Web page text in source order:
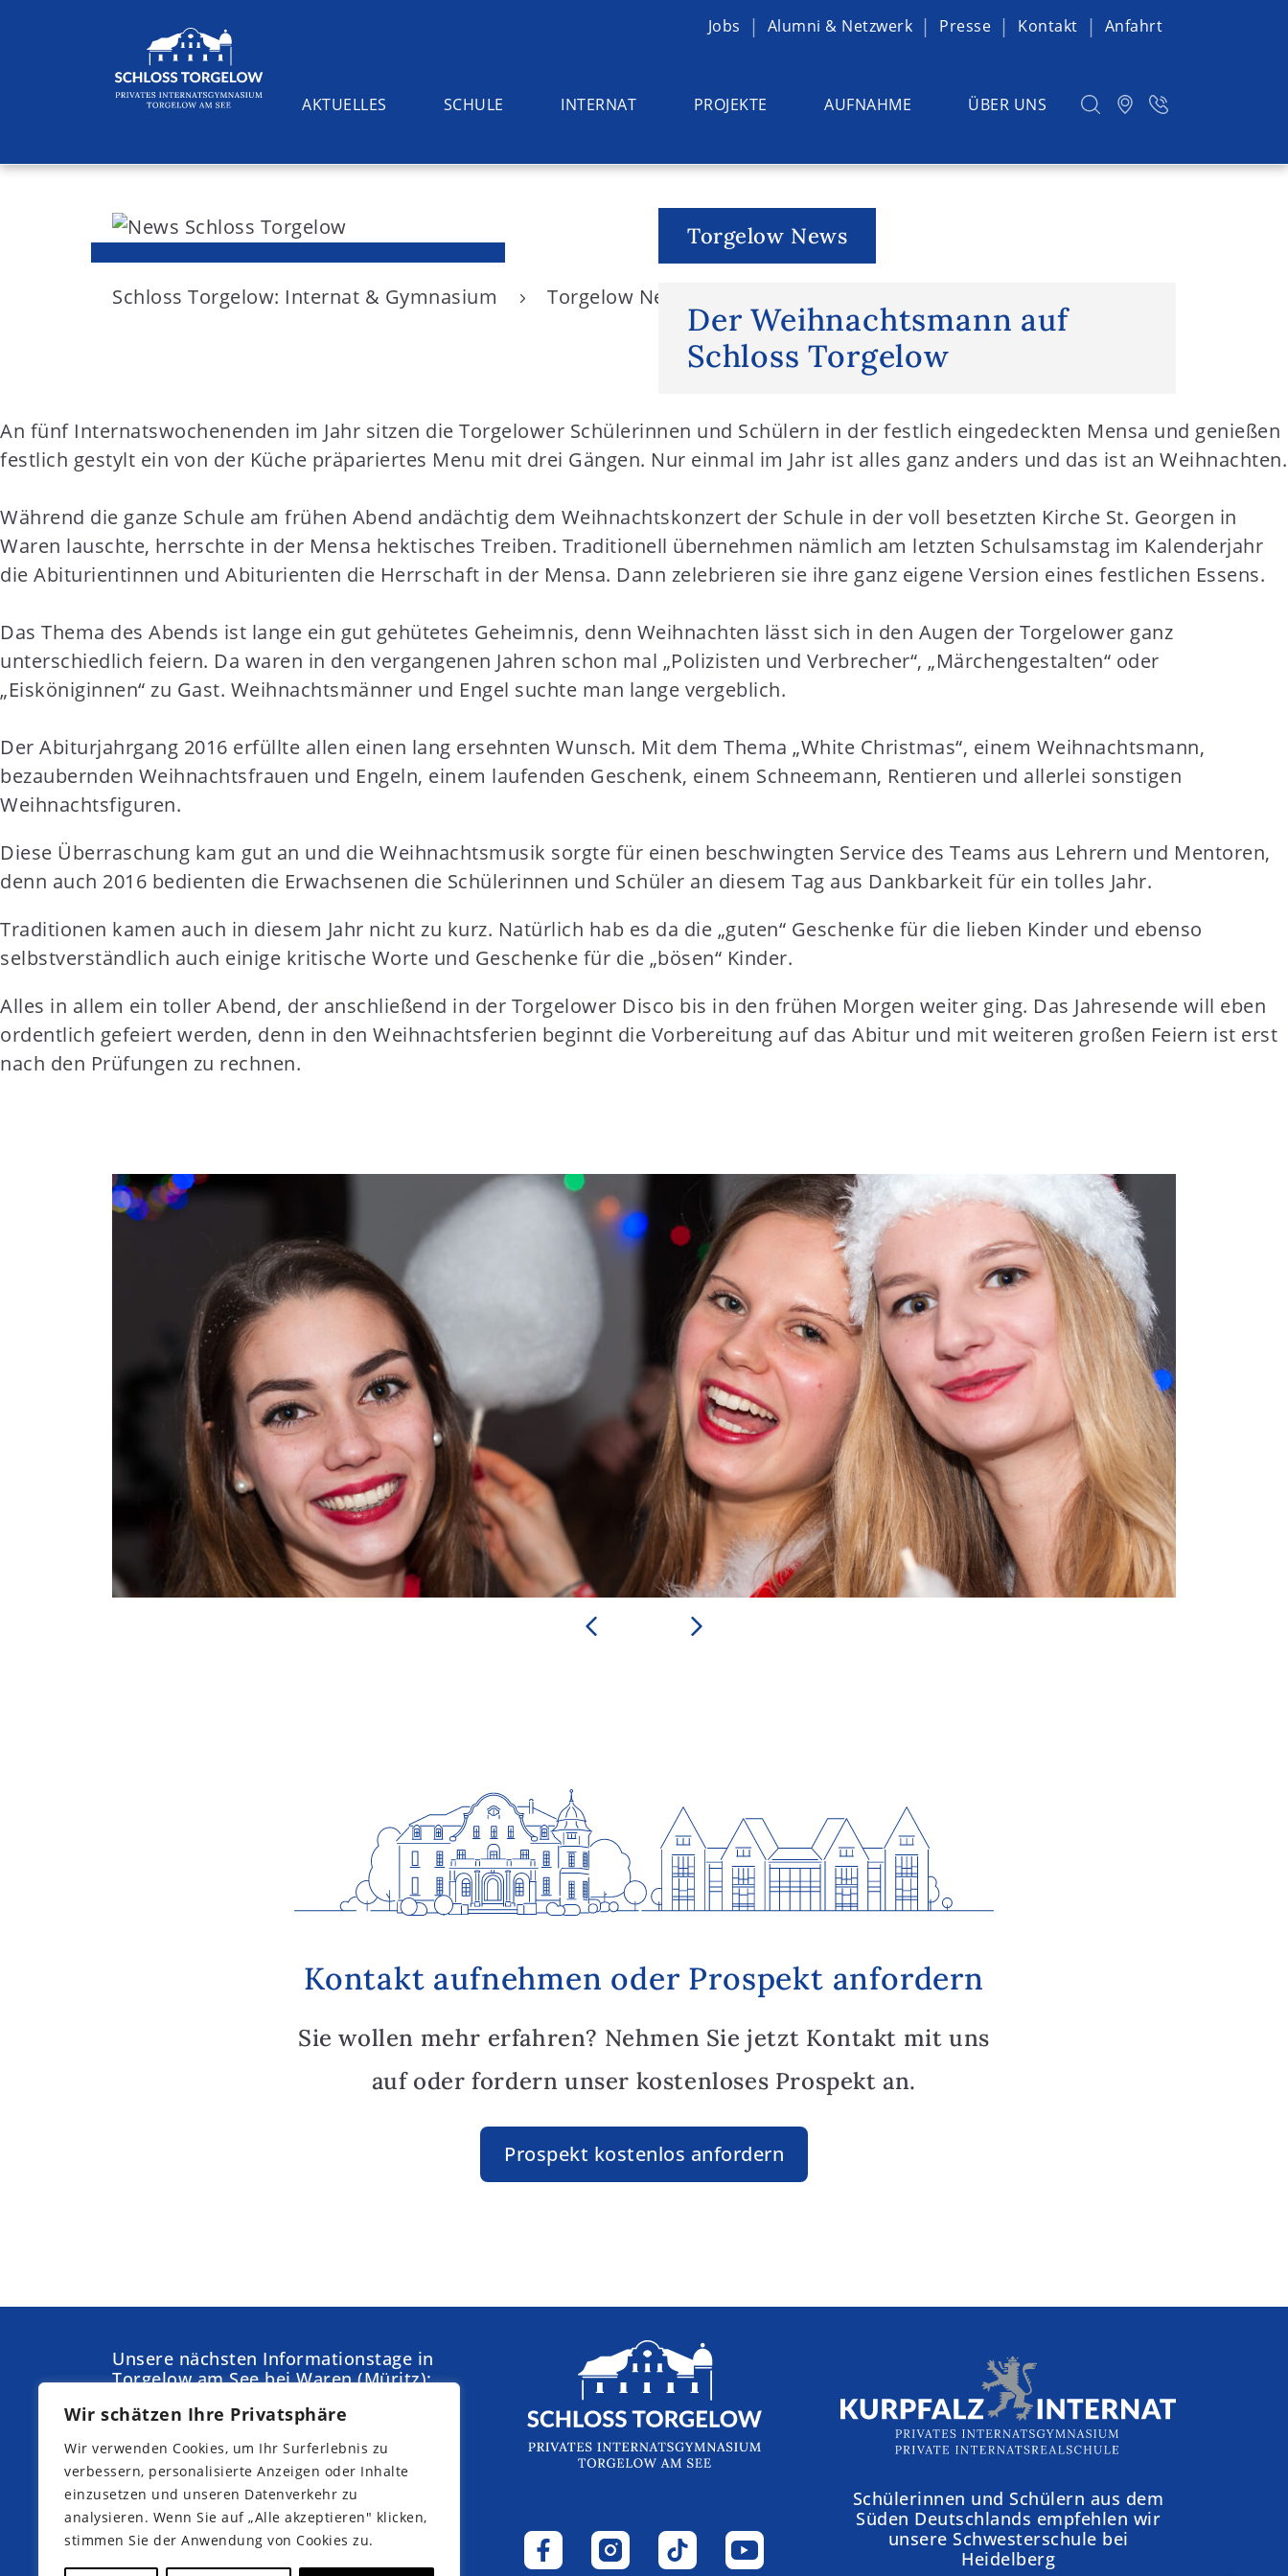
Wir schätzen Ihre Privatsphäre
Wir verwenden Cookies, um Ihr Surferlebnis zu
verbessern, personalisierte Anzeigen oder Inhalte
einzusetzen und unseren Datenverkehr zu
analysieren. Wenn Sie auf „Alle akzeptieren" klicken,
stimmen Sie der Anwendung von Cookies zu.
S
t
e
t
Jobs Alumni & Netzwerk Presse Kontakt Anfahrt
AKTUELLES SCHULE INTERNAT PROJEKTE AUFNAHME ÜBER UNS
Suchen
Torgelow News
Der Weihnachtsmann auf
Schloss Torgelow
Schloss Torgelow: Internat & Gymnasium Torgelow News
An fünf Internatswochenenden im Jahr sitzen die Torgelower Schülerinnen und Schülern in der festlich eingedeckten Mensa und genießen
festlich gestylt ein von der Küche präpariertes Menu mit drei Gängen. Nur einmal im Jahr ist alles ganz anders und das ist an Weihnachten.
Während die ganze Schule am frühen Abend andächtig dem Weihnachtskonzert der Schule in der voll besetzten Kirche St. Georgen in
Waren lauschte, herrschte in der Mensa hektisches Treiben. Traditionell übernehmen nämlich am letzten Schulsamstag im Kalenderjahr
die Abiturientinnen und Abiturienten die Herrschaft in der Mensa. Dann zelebrieren sie ihre ganz eigene Version eines festlichen Essens.
Das Thema des Abends ist lange ein gut gehütetes Geheimnis, denn Weihnachten lässt sich in den Augen der Torgelower ganz
unterschiedlich feiern. Da waren in den vergangenen Jahren schon mal „Polizisten und Verbrecher“, „Märchengestalten“ oder
„Eisköniginnen“ zu Gast. Weihnachtsmänner und Engel suchte man lange vergeblich.
Der Abiturjahrgang 2016 erfüllte allen einen lang ersehnten Wunsch. Mit dem Thema „White Christmas“, einem Weihnachtsmann,
bezaubernden Weihnachtsfrauen und Engeln, einem laufenden Geschenk, einem Schneemann, Rentieren und allerlei sonstigen
Weihnachtsfiguren.
Diese Überraschung kam gut an und die Weihnachtsmusik sorgte für einen beschwingten Service des Teams aus Lehrern und Mentoren,
denn auch 2016 bedienten die Erwachsenen die Schülerinnen und Schüler an diesem Tag aus Dankbarkeit für ein tolles Jahr.
Traditionen kamen auch in diesem Jahr nicht zu kurz. Natürlich hab es da die „guten“ Geschenke für die lieben Kinder und ebenso
selbstverständlich auch einige kritische Worte und Geschenke für die „bösen“ Kinder.
Alles in allem ein toller Abend, der anschließend in der Torgelower Disco bis in den frühen Morgen weiter ging. Das Jahresende will eben
ordentlich gefeiert werden, denn in den Weihnachtsferien beginnt die Vorbereitung auf das Abitur und mit weiteren großen Feiern ist erst
nach den Prüfungen zu rechnen.
Kontakt aufnehmen oder Prospekt anfordern
Sie wollen mehr erfahren? Nehmen Sie jetzt Kontakt mit uns
auf oder fordern unser kostenloses Prospekt an.
Prospekt kostenlos anfordern
Unsere nächsten Informationstage in
Torgelow am See bei Waren (Müritz):
Samstag,
05.09.2026
Samstag,
19.09.2026
Sonntag,
04.10.2026
Samstag,
10.10.2026
Jetzt Teilnahme anmelden
Schülerinnen und Schülern aus dem
Süden Deutschlands empfehlen wir
unsere Schwesterschule bei
Heidelberg